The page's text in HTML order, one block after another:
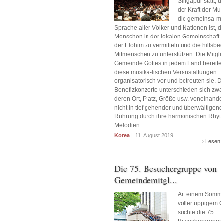
der Kraft der
die gemeinsa-
Sprache aller Völker und Nationen ist,
Menschen in der lokalen
der Elohim zu vermitteln und die
Mitmenschen zu unterstützen. Die
Gemeinde Gottes in jedem Land
diese musika-lischen Veranstaltungen
organisatorisch vor und betreuten sie.
Benefizkonzerte unterschieden sich
deren Ort, Platz, Größe usw.
nicht in tief gehender und
Rührung durch ihre harmonischen
Melodien.
Korea | 11. August 2019
Die 75. Besuchergruppe von
Gemeindemitgl...
An einem
voller üppigem
suchte die 75.